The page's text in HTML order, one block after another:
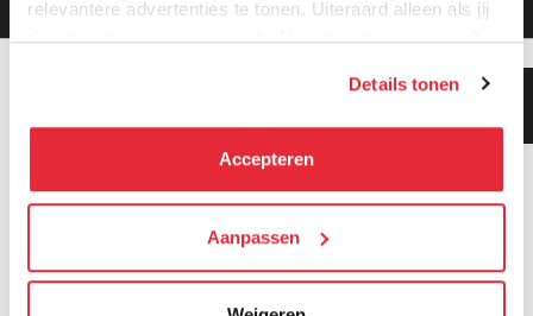
relevantere advertenties te tonen. Uiteraard alleen als jij
daar toestemming voor geeft. Als je toestemming geeft,
kunnen deze gegevens combineren met informatie die zij
hebben verzameld via het gebruik van hun diensten. Je
kunt alle cookies accepteren, alleen noodzakelijke
We werken samen met21 derden
die uw gegevens
kunnen ontvangen en verwerken.
Details tonen
Accepteren
Aanpassen
Klanten geven ons een 9.3 gemiddeld
Klanten geven ons 9.3